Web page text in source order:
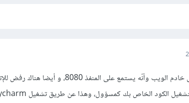
تأكد من تشغيل خادم الويب وأنّه يستمع